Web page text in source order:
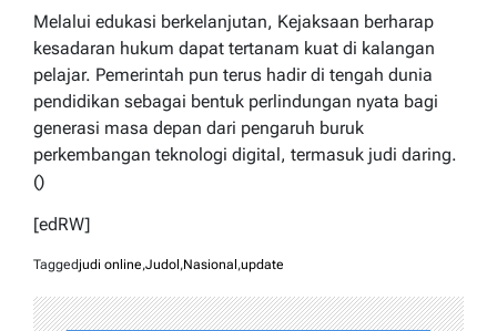
Melalui edukasi berkelanjutan, Kejaksaan berharap
kesadaran hukum dapat tertanam kuat di kalangan
pelajar. Pemerintah pun terus hadir di tengah dunia
pendidikan sebagai bentuk perlindungan nyata bagi
generasi masa depan dari pengaruh buruk
perkembangan teknologi digital, termasuk judi daring.
()
[edRW]
Taggedjudi online,Judol,Nasional,update